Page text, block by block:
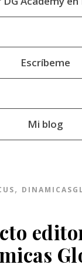
Escríbeme
Mi blog
,